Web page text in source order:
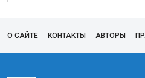
О САЙТЕ КОНТАКТЫ АВТОРЫ